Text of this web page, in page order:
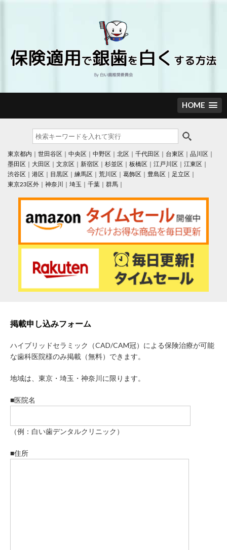
content
HOME
東京都内 世田谷区 中央区 中野区 北区 千代田区 台東区
品川区
墨田区
大田区 文京区 新宿区 杉並区 板橋区 江戸川区
江東区
渋谷区
港区 目黒区 練馬区 荒川区 葛飾区 豊島区
足立区
東京23区外
神奈川 埼玉 千葉 群馬
掲載申し込みフォーム
ハイブリッドセラミック（CAD/CAM冠）による保険治療が可能
な歯科医院様のみ掲載（無料）できます。
地域は、東京・埼玉・神奈川に限ります。
■医院名
（例：白い歯デンタルクリニック）
■住所